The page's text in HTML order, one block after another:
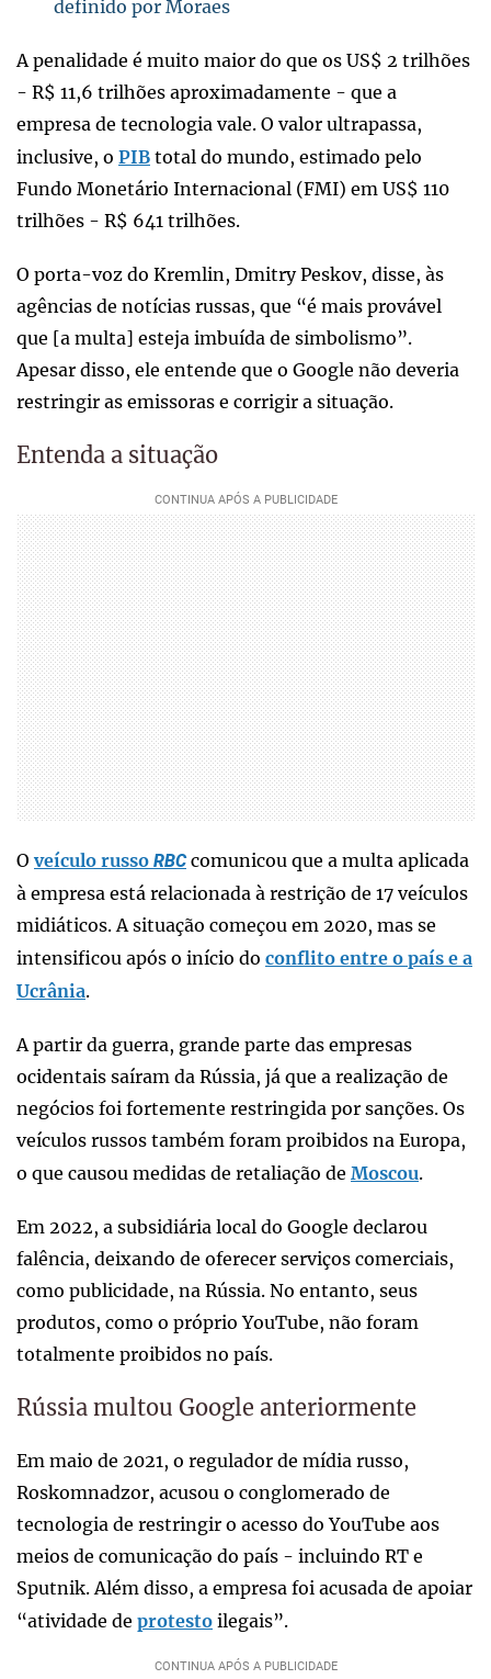
definido por Moraes
A penalidade é muito maior do que os US$ 2 trilhões
- R$ 11,6 trilhões aproximadamente - que a
empresa de tecnologia vale. O valor ultrapassa,
inclusive, o PIB total do mundo, estimado pelo
Fundo Monetário Internacional (FMI) em US$ 110
trilhões - R$ 641 trilhões.
O porta-voz do Kremlin, Dmitry Peskov, disse, às
agências de notícias russas, que “é mais provável
que [a multa] esteja imbuída de simbolismo”.
Apesar disso, ele entende que o Google não deveria
restringir as emissoras e corrigir a situação.
Entenda a situação
O veículo russo RBCcomunicou que a multa aplicada
à empresa está relacionada à restrição de 17 veículos
midiáticos. A situação começou em 2020, mas se
intensificou após o início do conflito entre o país e a
Ucrânia.
A partir da guerra, grande parte das empresas
ocidentais saíram da Rússia, já que a realização de
negócios foi fortemente restringida por sanções. Os
veículos russos também foram proibidos na Europa,
o que causou medidas de retaliação de Moscou.
Em 2022, a subsidiária local do Google declarou
falência, deixando de oferecer serviços comerciais,
como publicidade, na Rússia. No entanto, seus
produtos, como o próprio YouTube, não foram
totalmente proibidos no país.
Rússia multou Google anteriormente
Em maio de 2021, o regulador de mídia russo,
Roskomnadzor, acusou o conglomerado de
tecnologia de restringir o acesso do YouTube aos
meios de comunicação do país - incluindo RT e
Sputnik. Além disso, a empresa foi acusada de apoiar
“atividade de protesto ilegais”.